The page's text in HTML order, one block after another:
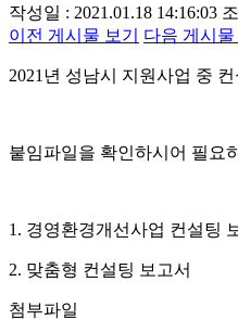
작성일 : 2021.01.18 14:16:03
이전 게시물 보기
다음 게시물
2021년 성남시 지원사업 중
붙임파일을 확인하시어 필요
1. 경영환경개선사업 컨설팅
2. 맞춤형 컨설팅 보고서
첨부파일